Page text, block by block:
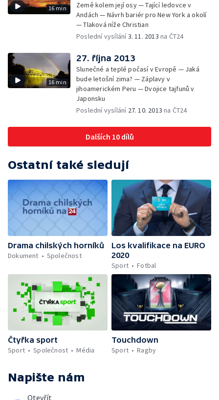
16 min
Země kolem její osy — Tající ledovce v
Andách — Návrh bariér pro New York a okolí
— Tlaková níže Christian
Poslední vysílání3. 11. 2013 na ČT24
16 min
27. října 2013
Slunečné a teplé počasí v Evropě — Jaká
bude letošní zima? — Záplavy v
jihoamerickém Peru — Dvojice tajfunů v
Japonsku
Poslední vysílání 27. 10. 2013 na ČT24
Dalších 10 dílů
Ostatní také sledují
Drama chilských horníků
Dokument
Společnost
Los kvalifikace na EURO
2020
Sport
Fotbal
Čtyřka sport
Sport
Společnost Média
Touchdown
Sport
Ragby
Napište nám
Otevřít